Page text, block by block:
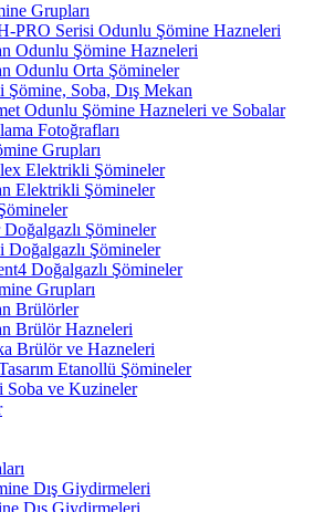
Grupları
PRO Serisi Odunlu Şömine Hazneleri
Odunlu Şömine Hazneleri
Odunlu Orta Şömineler
Şömine, Soba, Dış Mekan
Odunlu Şömine Hazneleri ve Sobalar
Fotoğrafları
Grupları
Elektrikli Şömineler
Elektrikli Şömineler
Doğalgazlı Şömineler
Doğalgazlı Şömineler
Doğalgazlı Şömineler
Grupları
Brülörler
Brülör Hazneleri
Brülör ve Hazneleri
Etanollü Şömineler
Soba ve Kuzineler
Dış Giydirmeleri
Dış Giydirmeleri